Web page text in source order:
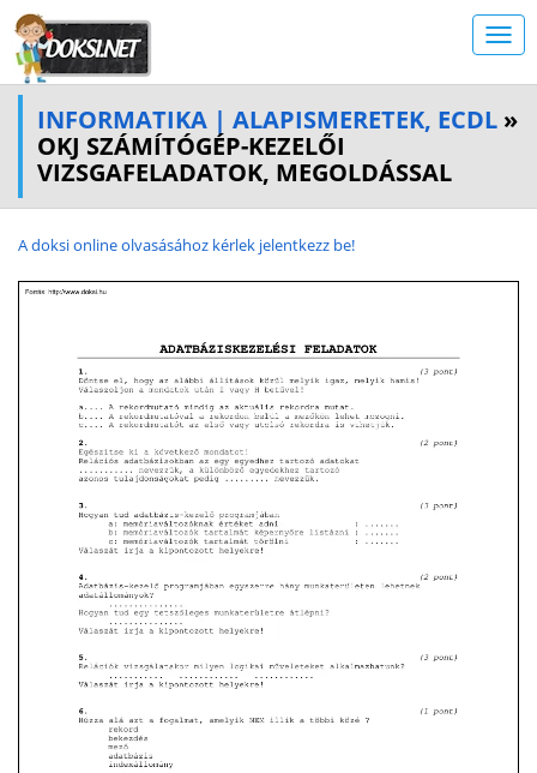
INFORMATIKA | ALAPISMERETEK, ECDL »
OKJ SZÁMÍTÓGÉP-KEZELŐI
VIZSGAFELADATOK, MEGOLDÁSSAL
A doksi online olvasásához kérlek jelentkezz be!